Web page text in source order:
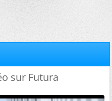
sur Futura